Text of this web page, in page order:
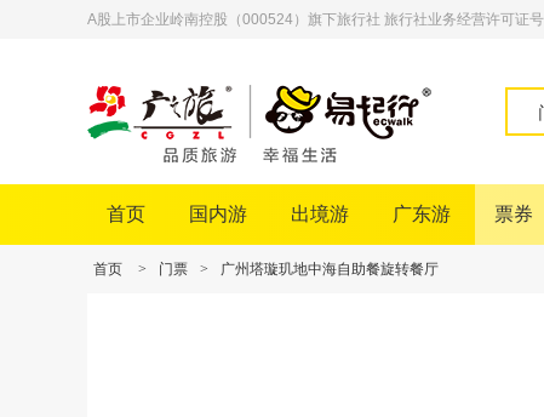
A股上市企业岭南控股（000524）旗下旅行社 旅行社业务经营许可证
首页 国内游 出境游 广东游 票券
首页 > 门票 > 广州塔璇玑地中海自助餐旋转餐厅